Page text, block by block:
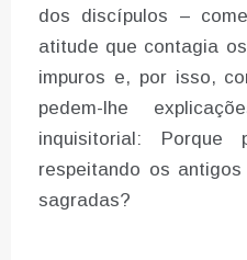
dos discípulos –
atitude que contagia
impuros e, por isso,
pedem-lhe
inquisitorial: Porque
respeitando os
sagradas?